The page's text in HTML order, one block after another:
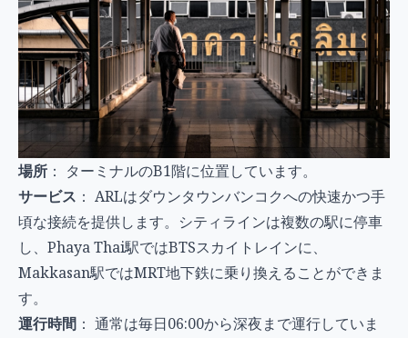
場所 ： ターミナルのB1階に位置しています。
サービス ： ARLはダウンタウンバンコクへの快速かつ手
頃な接続を提供します。シティラインは複数の駅に停車
し、Phaya Thai駅ではBTSスカイトレインに、
Makkasan駅ではMRT地下鉄に乗り換えることができま
す。
運行時間 ： 通常は毎日06:00から深夜まで運行していま